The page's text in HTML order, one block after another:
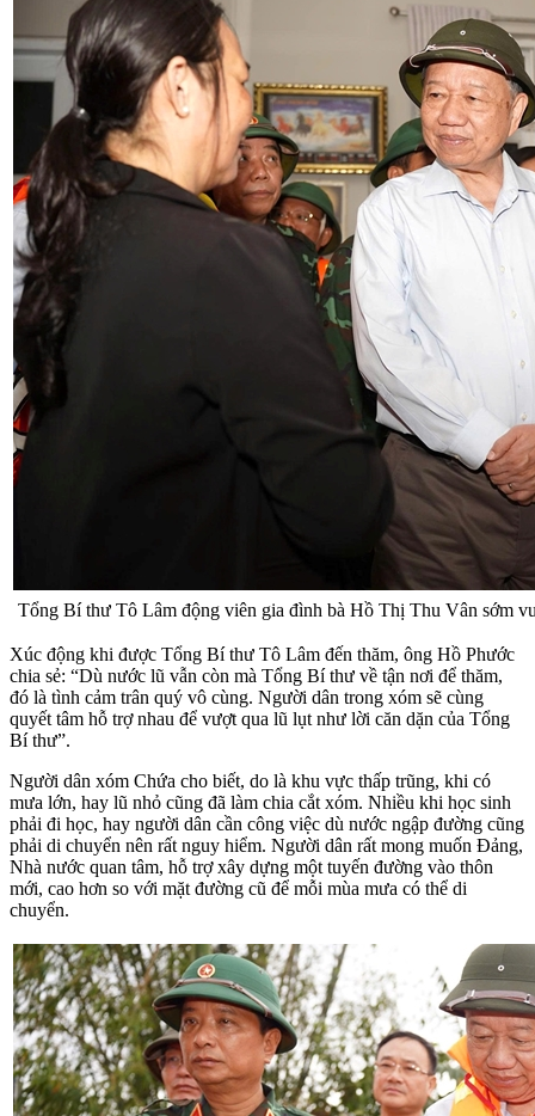
Tổng Bí thư Tô Lâm động viên gia đình bà Hồ Thị Thu Vân sớm
Xúc động khi được Tổng Bí thư Tô Lâm đến thăm, ông Hồ Phước
chia sẻ: “Dù nước lũ vẫn còn mà Tổng Bí thư về tận nơi để thăm,
đó là tình cảm trân quý vô cùng. Người dân trong xóm sẽ cùng
quyết tâm hỗ trợ nhau để vượt qua lũ lụt như lời căn dặn của Tổng
Bí thư”.
Người dân xóm Chứa cho biết, do là khu vực thấp trũng, khi có
mưa lớn, hay lũ nhỏ cũng đã làm chia cắt xóm. Nhiều khi học sinh
phải đi học, hay người dân cần công việc dù nước ngập đường cũng
phải di chuyển nên rất nguy hiểm. Người dân rất mong muốn Đảng,
Nhà nước quan tâm, hỗ trợ xây dựng một tuyến đường vào thôn
mới, cao hơn so với mặt đường cũ để mỗi mùa mưa có thể di
chuyển.